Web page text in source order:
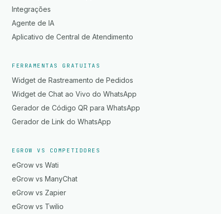
Integrações
Agente de IA
Aplicativo de Central de Atendimento
FERRAMENTAS GRATUITAS
Widget de Rastreamento de Pedidos
Widget de Chat ao Vivo do WhatsApp
Gerador de Código QR para WhatsApp
Gerador de Link do WhatsApp
EGROW VS COMPETIDORES
eGrow vs Wati
eGrow vs ManyChat
eGrow vs Zapier
eGrow vs Twilio